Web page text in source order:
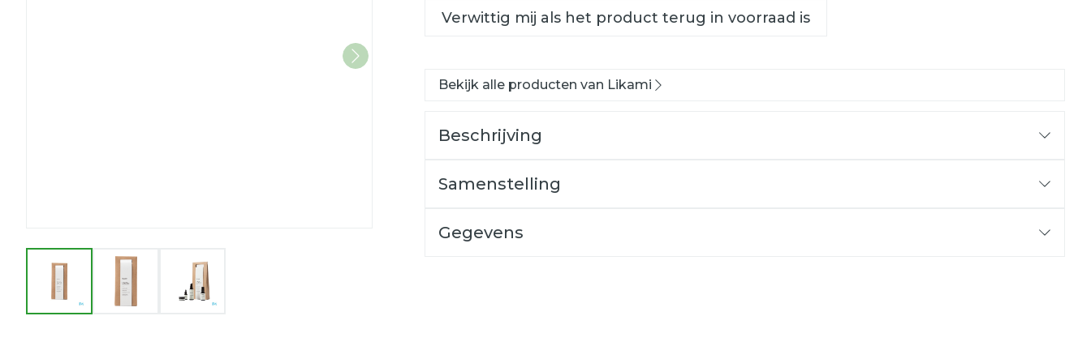
View larger imageView larger image
Verwittig mij als het product terug in voorraad is
Bekijk alle producten van Likami
Beschrijving
Samenstelling
Gegevens